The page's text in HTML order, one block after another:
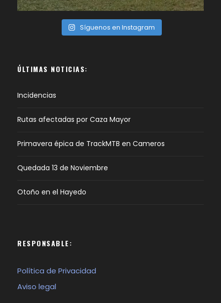
Síguenos en Instagram
ÚLTIMAS NOTICIAS:
Incidencias
Rutas afectadas por Caza Mayor
Primavera épica de TrackMTB en Cameros
Quedada 13 de Noviembre
Otoño en el Hayedo
RESPONSABLE:
Política de Privacidad
Aviso legal